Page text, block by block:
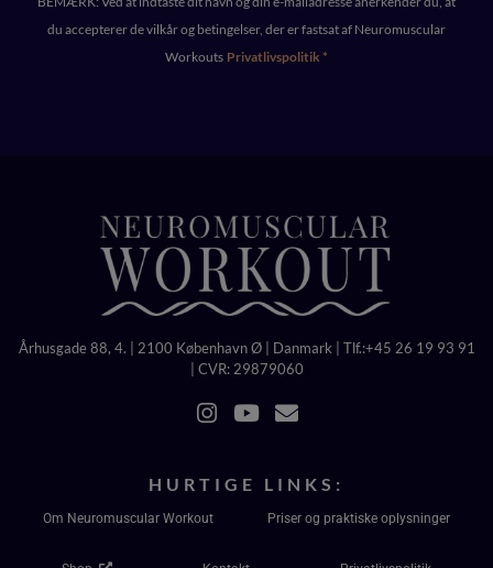
du accepterer de vilkår og betingelser, der er fastsat af Neuromuscular
Workouts Privatlivspolitik *
Århusgade 88, 4. | 2100 København Ø | Danmark | Tlf.:+45 26 19 93 91
| CVR: 29879060
HURTIGE LINKS:
Om Neuromuscular Workout Priser og praktiske oplysninger